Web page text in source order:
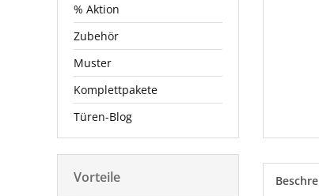
% Aktion
Zubehör
Muster
Komplettpakete
Türen-Blog
Vorteile